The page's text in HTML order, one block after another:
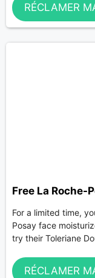
RÉCLAMER
Free La Roche-
For a limited time,
Posay face
try their Toleriane
RÉCLAMER